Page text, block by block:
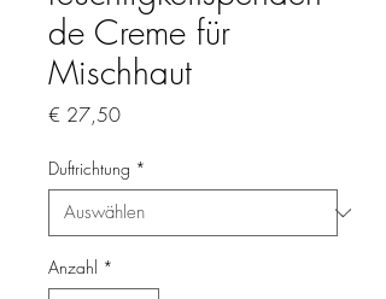
de Creme für
Mischhaut
€ 27,50Preis
Duftrichtung *
Anzahl *